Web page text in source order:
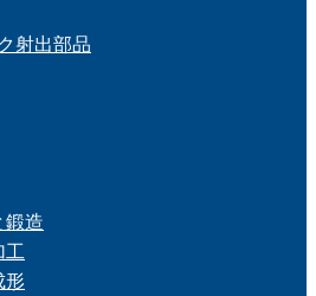
射出部品
鍛造
工
形